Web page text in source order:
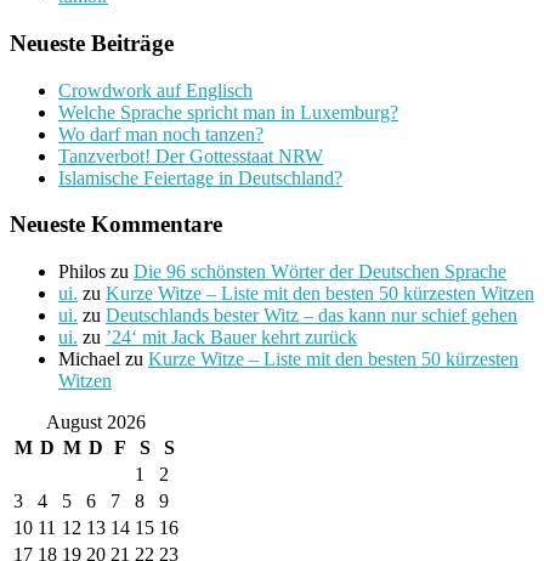
Neueste Beiträge
Crowdwork auf Englisch
Welche Sprache spricht man in Luxemburg?
Wo darf man noch tanzen?
Tanzverbot! Der Gottesstaat NRW
Islamische Feiertage in Deutschland?
Neueste Kommentare
Philos zu Die 96 schönsten Wörter der Deutschen Sprache
ui. zu Kurze Witze – Liste mit den besten 50 kürzesten Witzen
ui. zu Deutschlands bester Witz – das kann nur schief gehen
ui. zu ’24‘ mit Jack Bauer kehrt zurück
Michael zu Kurze Witze – Liste mit den besten 50 kürzesten
Witzen
August 2026
M D M D F S
S
1
2
3
4 5 6 7 8
9
10 11 12 13 14 15 16
17 18 19 20 21 22 23